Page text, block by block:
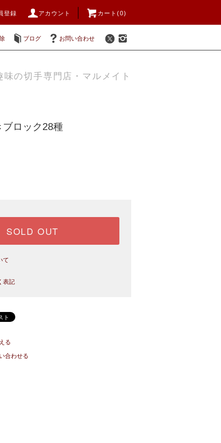
登録 アカウント カート(0)
ブログ お問い合わせ
味の切手専門店・マルメイト
ロック28種
SOLD OUT
て
表記
る
合わせる